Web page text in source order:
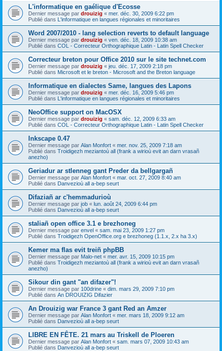
L'informatique en gaélique d'Ecosse
Dernier message par drouizig « mer. déc. 30, 2009 6:22 pm
Publié dans L'informatique en langues régionales et minoritaires
Word 2007/2010 - lang selection reverts to default language
Dernier message par drouizig « ven. déc. 18, 2009 10:38 am
Publié dans COL - Correcteur Orthographique Latin - Latin Spell Checker
Correcteur breton pour Office 2010 sur le site technet.com
Dernier message par drouizig « jeu. déc. 17, 2009 2:18 pm
Publié dans Microsoft et le breton - Microsoft and the Breton language
Informatique en dialectes Same, langues des Lapons
Dernier message par drouizig « mer. déc. 16, 2009 5:46 pm
Publié dans L'informatique en langues régionales et minoritaires
NeoOffice support on MacOSX
Dernier message par drouizig « sam. déc. 12, 2009 6:33 am
Publié dans COL - Correcteur Orthographique Latin - Latin Spell Checker
Inkscape 0.47
Dernier message par Alan Monfort « mer. nov. 25, 2009 7:18 am
Publié dans Troidigezh meziantoù all (frank a wirioù evit an darn vrasañ
anezho)
Geriadur ar stlenneg gant Preder da bellgargañ
Dernier message par Alan Monfort « mar. oct. 27, 2009 8:40 am
Publié dans Danvezioù all a-bep seurt
Difaziañ ar c'hemmadurioù
Dernier message par job « lun. août 24, 2009 6:44 pm
Publié dans Danvezioù all a-bep seurt
staliañ open office 3.1 e brezhoneg
Dernier message par envel « sam. mai 23, 2009 1:27 pm
Publié dans Troidigezh OpenOffice.org e brezhoneg (1.1.x, 2.x ha 3.x)
Kemer ma flas evit treiñ phpBB
Dernier message par Malo-net « mer. avr. 15, 2009 10:15 pm
Publié dans Troidigezh meziantoù all (frank a wirioù evit an darn vrasañ
anezho)
Sikour din gant "an difazer"!
Dernier message par 100drine « dim. mars 29, 2009 7:10 pm
Publié dans An DROUIZIG Difazier
An Drouizig war France 3 gant Red an Amzer
Dernier message par Alan Monfort « mer. mars 18, 2009 9:12 am
Publié dans Danvezioù all a-bep seurt
LIBRE EN FÊTE. 21 mars au Triskell de Ploeren
Dernier message par Alan Monfort « sam. mars 07, 2009 10:43 am
Publié dans Danvezioù all a-bep seurt